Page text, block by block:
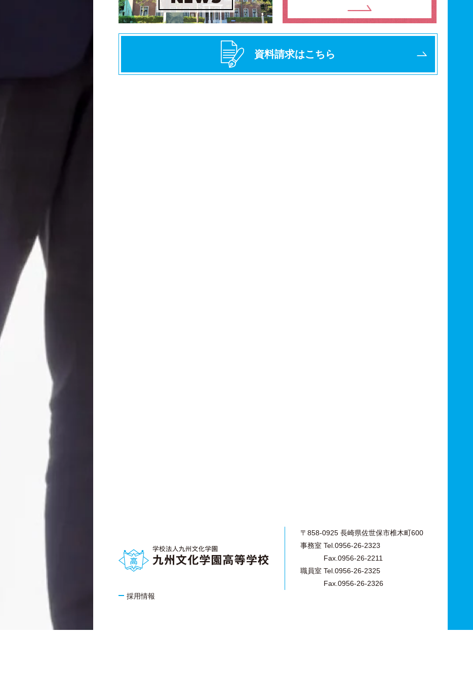
資料請求はこちら
〒858-0925 長崎県佐世保市椎木町600
事務室 Tel.0956-26-2323
Fax.0956-26-2211
職員室 Tel.0956-26-2325
Fax.0956-26-2326
採用情報